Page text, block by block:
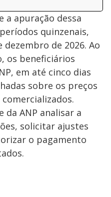
a apuração dessa
quinzenais,
dezembro de 2026. Ao
os beneficiários
em até cinco dias
sobre os preços
da ANP analisar a
solicitar ajustes
o pagamento